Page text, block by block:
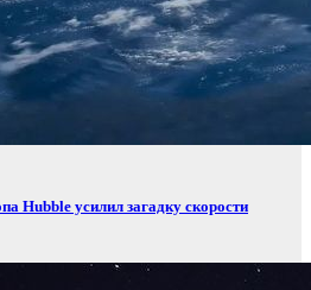
Hubble усилил загадку скорости